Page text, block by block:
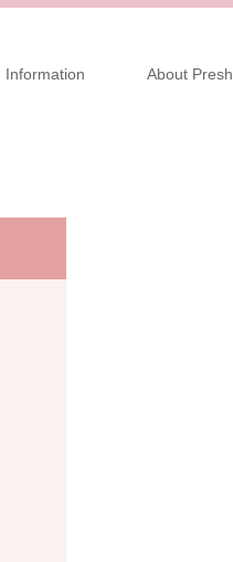
Information About Presh